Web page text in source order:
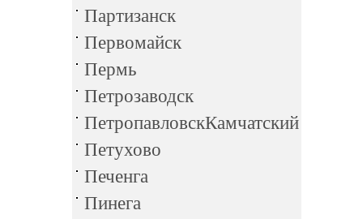
Партизанск
Первомайск
Пермь
Петрозаводск
ПетропавловскКамчатский
Петухово
Печенга
Пинега